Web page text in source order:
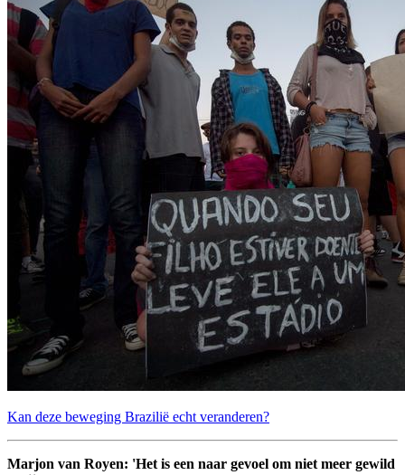
Kan deze beweging Brazilië echt veranderen?
Marjon van Royen: 'Het is een naar gevoel om niet meer gewild